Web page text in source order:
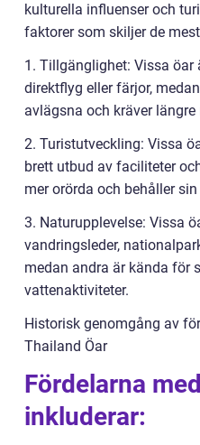
kulturella influenser och
faktorer som skiljer de
1. Tillgänglighet: Vissa
direktflyg eller färjor,
avlägsna och kräver längre
2. Turistutveckling: Vissa
brett utbud av faciliteter
mer orörda och behåller
3. Naturupplevelse: Vissa
vandringsleder,
medan andra är kända för
vattenaktiviteter.
Historisk genomgång av
Thailand Öar
Fördelarna
inkluderar: